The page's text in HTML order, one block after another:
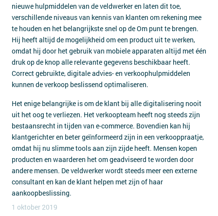
nieuwe hulpmiddelen van de veldwerker en laten dit toe,
verschillende niveaus van kennis van klanten om rekening mee
te houden en het belangrijkste snel op de Om punt te brengen.
Hij heeft altijd de mogelijkheid om een product uit te werken,
omdat hij door het gebruik van mobiele apparaten altijd met één
druk op de knop alle relevante gegevens beschikbaar heeft.
Correct gebruikte, digitale advies- en verkoophulpmiddelen
kunnen de verkoop beslissend optimaliseren.
Het enige belangrijke is om de klant bij alle digitalisering nooit
uit het oog te verliezen. Het verkoopteam heeft nog steeds zijn
bestaansrecht in tijden van e-commerce. Bovendien kan hij
klantgerichter en beter geïnformeerd zijn in een verkooppraatje,
omdat hij nu slimme tools aan zijn zijde heeft. Mensen kopen
producten en waarderen het om geadviseerd te worden door
andere mensen. De veldwerker wordt steeds meer een externe
consultant en kan de klant helpen met zijn of haar
aankoopbeslissing.
1 oktober 2019